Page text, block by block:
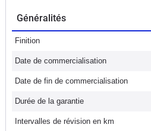
Généralités
Finition
Date de commercialisation
Date de fin de commercialisation
Durée de la garantie
Intervalles de révision en km